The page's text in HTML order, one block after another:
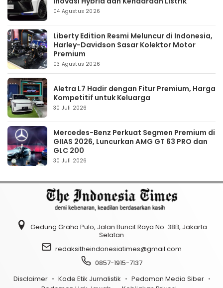
04 Agustus 2026
Liberty Edition Resmi Meluncur di Indonesia,
Harley-Davidson Sasar Kolektor Motor
Premium
03 Agustus 2026
Aletra L7 Hadir dengan Fitur Premium, Harga
Kompetitif untuk Keluarga
30 Juli 2026
Mercedes-Benz Perkuat Segmen Premium di
GIIAS 2026, Luncurkan AMG GT 63 PRO dan
GLC 200
30 Juli 2026
Gedung Graha Pulo, Jalan Buncit Raya No. 38B, Jakarta
Selatan
redaksitheindonesiatimes@gmail.com
0857-1915-7137
Disclaimer
Kode Etik Jurnalistik
Pedoman Media Siber